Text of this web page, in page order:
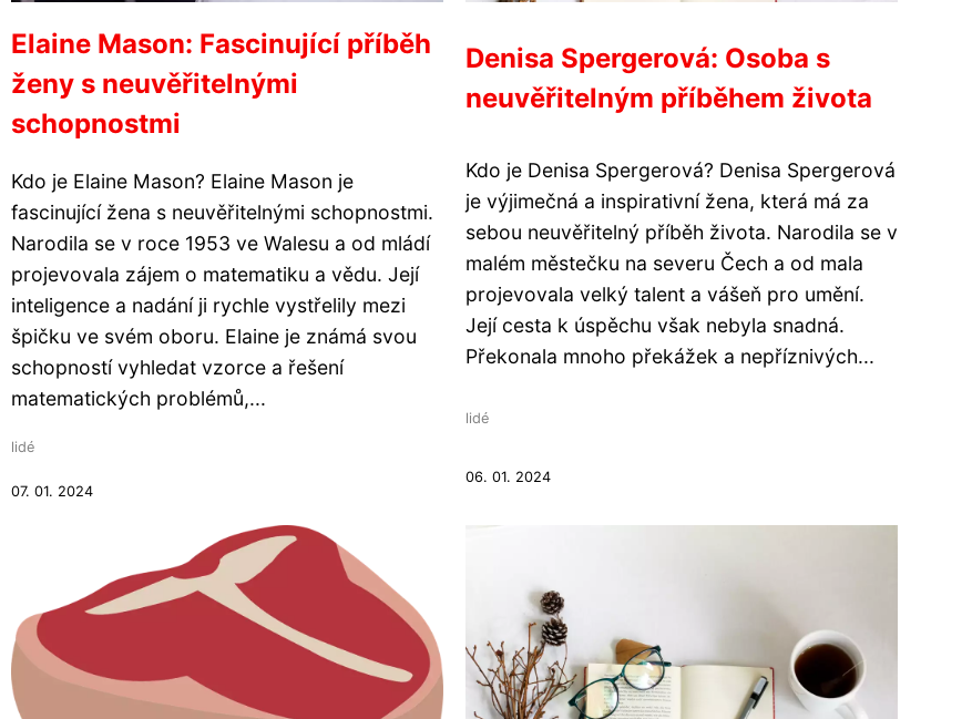
Elaine Mason: Fascinující příběh
ženy s neuvěřitelnými
schopnostmi
Kdo je Elaine Mason? Elaine Mason je
fascinující žena s neuvěřitelnými schopnostmi.
Narodila se v roce 1953 ve Walesu a od mládí
projevovala zájem o matematiku a vědu. Její
inteligence a nadání ji rychle vystřelily mezi
špičku ve svém oboru. Elaine je známá svou
schopností vyhledat vzorce a řešení
matematických problémů,...
lidé
07. 01. 2024
Denisa Spergerová: Osoba s
neuvěřitelným příběhem života
Kdo je Denisa Spergerová? Denisa Spergerová
je výjimečná a inspirativní žena, která má za
sebou neuvěřitelný příběh života. Narodila se v
malém městečku na severu Čech a od mala
projevovala velký talent a vášeň pro umění.
Její cesta k úspěchu však nebyla snadná.
Překonala mnoho překážek a nepříznivých...
lidé
06. 01. 2024